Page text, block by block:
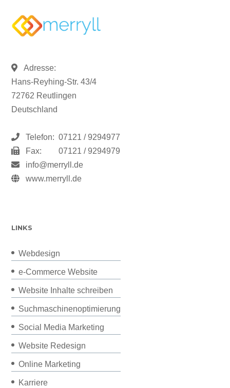
Adresse:
Hans-Reyhing-Str. 43/4
72762 Reutlingen
Deutschland
Telefon: 07121 / 9294977
Fax:
07121 / 9294979
info@merryll.de
www.merryll.de
LINKS
Webdesign
e-Commerce Website
Website Inhalte schreiben
Suchmaschinenoptimierung
Social Media Marketing
Website Redesign
Online Marketing
Karriere